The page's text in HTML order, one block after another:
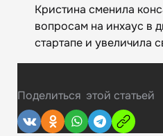
Кристина сменила
вопросам на инхаус в
стартапе и увеличила
Поделиться этой статьей